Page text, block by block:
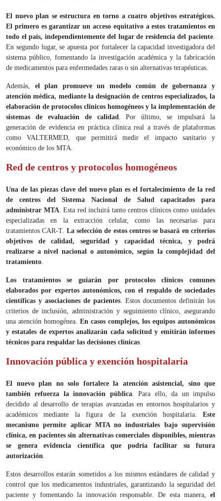
El nuevo plan se estructura en torno a cuatro objetivos estratégicos.
El primero es garantizar un acceso equitativo a estos tratamientos en
todo el país, independientemente del lugar de residencia del paciente.
En segundo lugar, se apuesta por fortalecer la capacidad investigadora del
sistema público, fomentando la investigación académica y la fabricación
de medicamentos para enfermedades raras o sin alternativas terapéuticas.
Además, el plan promueve un modelo común de gobernanza y
atención médica, mediante la designación de centros especializados, la
elaboración de protocolos clínicos homogéneos y la implementación de
sistemas de evaluación de calidad. Por último, se impulsará la
generación de evidencia en práctica clínica real a través de plataformas
como VALTERMED, que permitirá medir el impacto sanitario y
económico de los MTA.
Red de centros y protocolos homogéneos
Una de las piezas clave del nuevo plan es el fortalecimiento de la red
de centros del Sistema Nacional de Salud capacitados para
administrar MTA. Esta red incluirá tanto centros clínicos como unidades
especializadas en la extracción celular, como las necesarias para
tratamientos CAR-T. La selección de estos centros se basará en criterios
objetivos de calidad, seguridad y capacidad técnica, y podrá
realizarse a nivel nacional o autonómico, según la complejidad del
tratamiento.
Los tratamientos se guiarán por protocolos clínicos comunes
elaborados por expertos autonómicos, con el respaldo de sociedades
científicas y asociaciones de pacientes. Estos documentos definirán los
criterios de inclusión, administración y seguimiento clínico, asegurando
una atención homogénea. En casos complejos, los equipos autonómicos
y estatales de expertos analizarán cada solicitud y emitirán informes
técnicos para respaldar las decisiones clínicas.
Innovación pública y exención hospitalaria
El nuevo plan no solo fortalece la atención asistencial, sino que
también refuerza la innovación pública. Para ello, da un impulso
decidido al desarrollo de terapias avanzadas en entornos hospitalarios y
académicos mediante la figura de la exención hospitalaria. Este
mecanismo permite aplicar MTA no industriales bajo supervisión
clínica, en pacientes sin alternativas comerciales disponibles, mientras
se genera evidencia científica que podría facilitar su futura
autorización.
Estos desarrollos estarán sometidos a los mismos estándares de calidad y
control que los medicamentos industriales, garantizando la seguridad del
paciente y fomentando la innovación responsable. De esta manera, el